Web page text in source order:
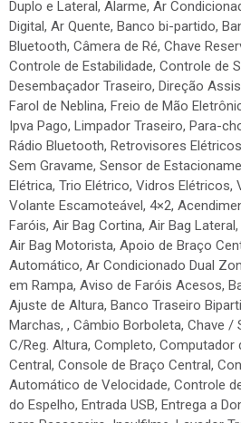
Duplo e Lateral, Alarme, Ar
Digital, Ar Quente, Banco bi-partido,
Bluetooth, Câmera de Ré, Chave
Controle de Estabilidade, Controle de
Desembaçador Traseiro, Direção
Farol de Neblina, Freio de Mão
Ipva Pago, Limpador Traseiro, Para-
Rádio Bluetooth, Retrovisores
Sem Gravame, Sensor de
Elétrica, Trio Elétrico, Vidros Elétricos,
Volante Escamoteável, 4×2,
Faróis, Air Bag Cortina, Air Bag
Air Bag Motorista, Apoio de Braço
Automático, Ar Condicionado Dual
em Rampa, Aviso de Faróis Acesos,
Ajuste de Altura, Banco Traseiro
Marchas, , Câmbio Borboleta, Chave /
C/Reg. Altura, Completo, Computador
Central, Console de Braço Central,
Automático de Velocidade, Controle
do Espelho, Entrada USB, Entrega a